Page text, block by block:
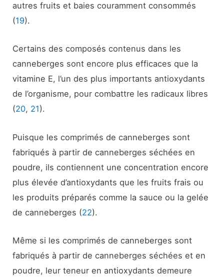
autres fruits et baies couramment consommés
(19).
Certains des composés contenus dans les
canneberges sont encore plus efficaces que la
vitamine E, l’un des plus importants antioxydants
de l’organisme, pour combattre les radicaux libres
(20, 21).
Puisque les comprimés de canneberges sont
fabriqués à partir de canneberges séchées en
poudre, ils contiennent une concentration encore
plus élevée d’antioxydants que les fruits frais ou
les produits préparés comme la sauce ou la gelée
de canneberges (22).
Même si les comprimés de canneberges sont
fabriqués à partir de canneberges séchées et en
poudre, leur teneur en antioxydants demeure